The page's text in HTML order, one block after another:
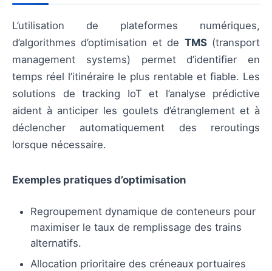
L’utilisation de plateformes numériques,
d’algorithmes d’optimisation et de TMS(transport
management systems) permet d’identifier en
temps réel l’itinéraire le plus rentable et fiable. Les
solutions de tracking IoT et l’analyse prédictive
aident à anticiper les goulets d’étranglement et à
déclencher automatiquement des reroutings
lorsque nécessaire.
Exemples pratiques d’optimisation
Regroupement dynamique de conteneurs pour
maximiser le taux de remplissage des trains
alternatifs.
Allocation prioritaire des créneaux portuaires